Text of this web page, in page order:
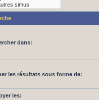
dans:
les résultats sous forme de:
les: